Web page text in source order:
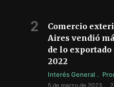
Comercio
Aires vendió
de lo
2022
Interés General
5 de marzo de 2023